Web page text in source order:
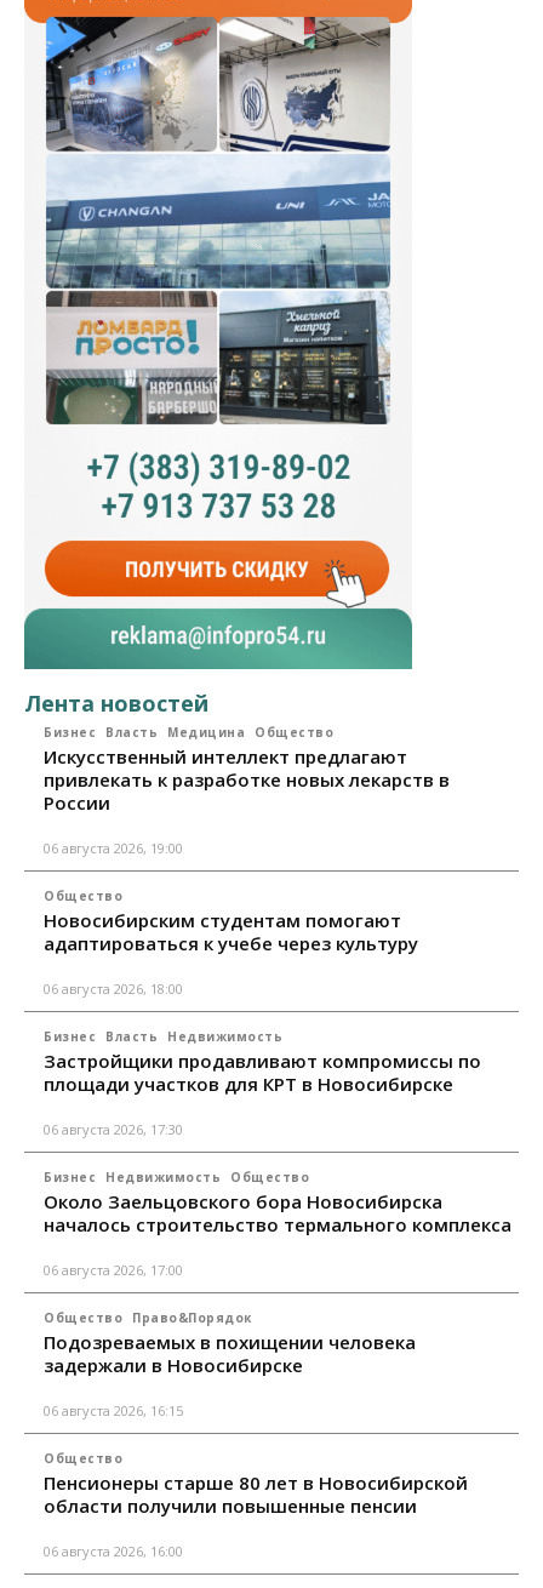
Лента новостей
Бизнес Власть Медицина Общество
Искусственный интеллект предлагают
привлекать к разработке новых лекарств в
России
06 августа 2026, 19:00
Общество
Новосибирским студентам помогают
адаптироваться к учебе через культуру
06 августа 2026, 18:00
Бизнес Власть Недвижимость
Застройщики продавливают компромиссы по
площади участков для КРТ в Новосибирске
06 августа 2026, 17:30
Бизнес Недвижимость Общество
Около Заельцовского бора Новосибирска
началось строительство термального комплекса
06 августа 2026, 17:00
Общество Право&Порядок
Подозреваемых в похищении человека
задержали в Новосибирске
06 августа 2026, 16:15
Общество
Пенсионеры старше 80 лет в Новосибирской
области получили повышенные пенсии
06 августа 2026, 16:00